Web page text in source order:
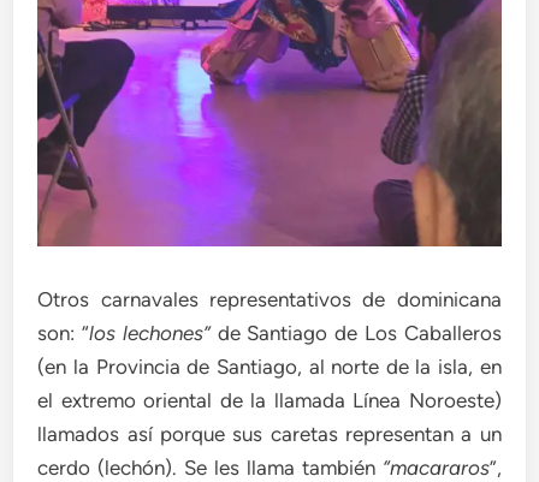
Otros carnavales representativos de dominicana
son: “los lechones” de Santiago de Los Caballeros
(en la Provincia de Santiago, al norte de la isla, en
el extremo oriental de la llamada Línea Noroeste)
llamados así porque sus caretas representan a un
cerdo (lechón). Se les llama también “macararos”,